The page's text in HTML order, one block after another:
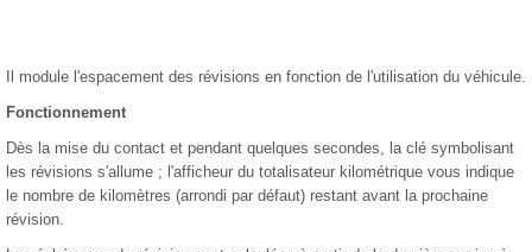
Il module l'espacement des révisions en fonction de l'utilisation du véhicule.
Fonctionnement
Dès la mise du contact et pendant quelques secondes, la clé symbolisant
les révisions s'allume ; l'afficheur du totalisateur kilométrique vous indique
le nombre de kilomètres (arrondi par défaut) restant avant la prochaine
révision.